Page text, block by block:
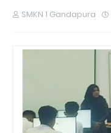
SMKN 1 Gandapura